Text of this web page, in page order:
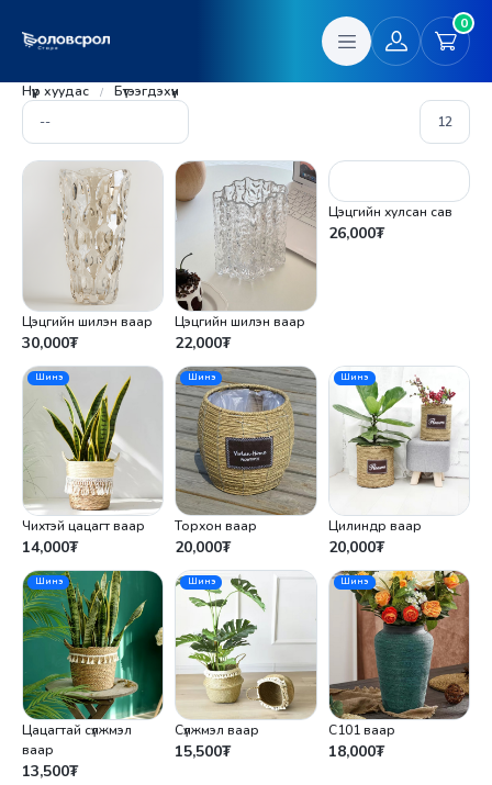
0
Нүүр хуудас Бүтээгдэхүүн
Цэцгийн шилэн ваар
30,000₮
Цэцгийн шилэн ваар
22,000₮
Цэцгийн хулсан сав
26,000₮
Шинэ
Чихтэй цацагт ваар
14,000₮
Шинэ
Торхон ваар
20,000₮
Шинэ
Цилиндр ваар
20,000₮
Шинэ
Цацагтай сүлжмэл
ваар
13,500₮
Шинэ
Сүлжмэл ваар
15,500₮
Шинэ
C101 ваар
18,000₮